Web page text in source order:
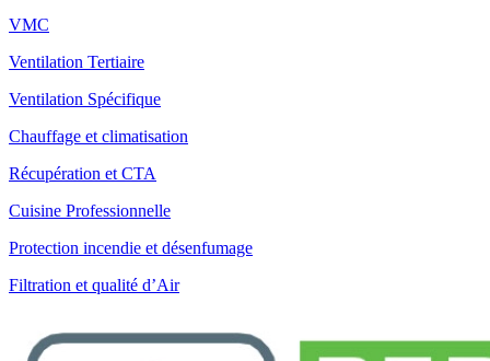
VMC
Ventilation Tertiaire
Ventilation Spécifique
Chauffage et climatisation
Récupération et CTA
Cuisine Professionnelle
Protection incendie et désenfumage
Filtration et qualité d’Air